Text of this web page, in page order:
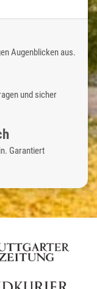
Augenblicken aus.
und sicher
Garantiert